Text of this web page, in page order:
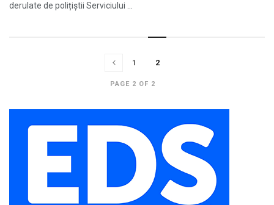
derulate de polițiștii Serviciului ...
PAGE 2 OF 2
1 2